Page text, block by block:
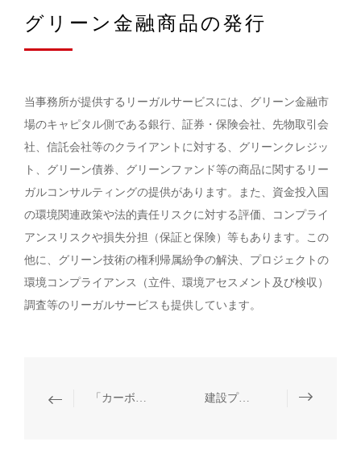
グリーン金融商品の発行
当事務所が提供するリーガルサービスには、グリーン金融市
場のキャピタル側である銀行、証券・保険会社、先物取引会
社、信託会社等のクライアントに対する、グリーンクレジッ
ト、グリーン債券、グリーンファンド等の商品に関するリー
ガルコンサルティングの提供があります。また、資金投入国
の環境関連政策や法的責任リスクに対する評価、コンプライ
アンスリスクや損失分担（保証と保険）等もあります。この
他に、グリーン技術の権利帰属紛争の解決、プロジェクトの
環境コンプライアンス（立件、環境アセスメント及び検収）
調査等のリーガルサービスも提供しています。
「カーボンニュートラル、カーボンピークアウト」に関連するリーガルサービス 建設プロジェクト